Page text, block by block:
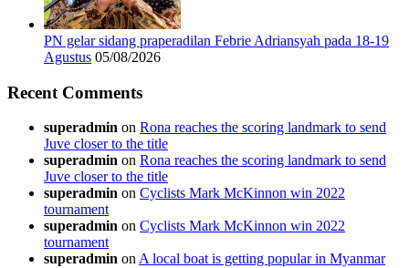
PN gelar sidang praperadilan Febrie Adriansyah pada 18-19
Agustus 05/08/2026
Recent Comments
superadmin on Rona reaches the scoring landmark to send
Juve closer to the title
superadmin on Rona reaches the scoring landmark to send
Juve closer to the title
superadmin on Cyclists Mark McKinnon win 2022
tournament
superadmin on Cyclists Mark McKinnon win 2022
tournament
superadmin on A local boat is getting popular in Myanmar